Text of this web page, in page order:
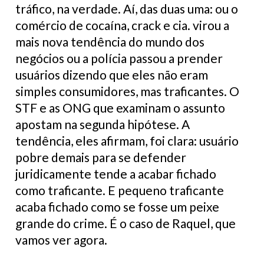
tráfico, na verdade. Aí, das duas uma: ou o
comércio de cocaína, crack e cia. virou a
mais nova tendência do mundo dos
negócios ou a polícia passou a prender
usuários dizendo que eles não eram
simples consumidores, mas traficantes. O
STF e as ONG que examinam o assunto
apostam na segunda hipótese. A
tendência, eles afirmam, foi clara: usuário
pobre demais para se defender
juridicamente tende a acabar fichado
como traficante. E pequeno traficante
acaba fichado como se fosse um peixe
grande do crime. É o caso de Raquel, que
vamos ver agora.